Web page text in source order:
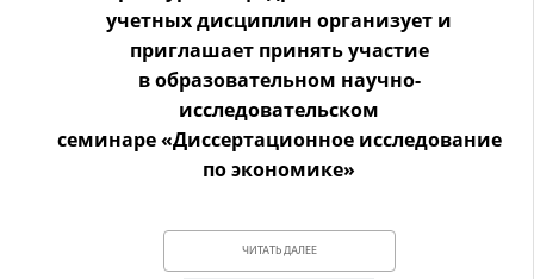
учетных дисциплин организует и
приглашает принять участие
в образовательном научно-
исследовательском
семинаре«Диссертационное исследование
по экономике»
ЧИТАТЬ ДАЛЕЕ